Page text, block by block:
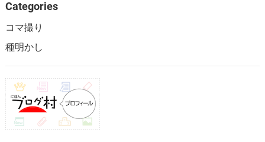
Categories
コマ撮り
種明かし